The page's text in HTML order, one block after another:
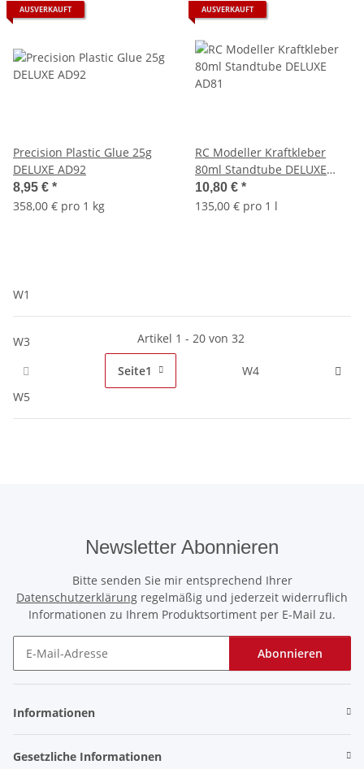
AUSVERKAUFT
Precision Plastic Glue 25g
DELUXE AD92
8,95 € *
358,00 € pro 1 kg
AUSVERKAUFT
RC Modeller Kraftkleber
80ml Standtube DELUXE
AD81
10,80 € *
135,00 € pro 1 l
W1
W3 Artikel 1 - 20 von 32
Seite1
W4
W5
Newsletter Abonnieren
Bitte senden Sie mir entsprechend Ihrer
Datenschutzerklärung regelmäßig und jederzeit widerruflich
Informationen zu Ihrem Produktsortiment per E-Mail zu.
Abonnieren
Informationen
Gesetzliche Informationen